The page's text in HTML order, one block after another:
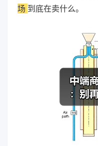
场 到底在卖什么。